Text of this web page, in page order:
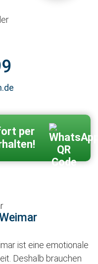
per
ist eine emotionale
Deshalb brauchen